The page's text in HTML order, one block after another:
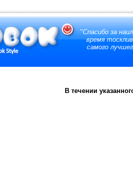
"Спасибо за
время
самого
В течении